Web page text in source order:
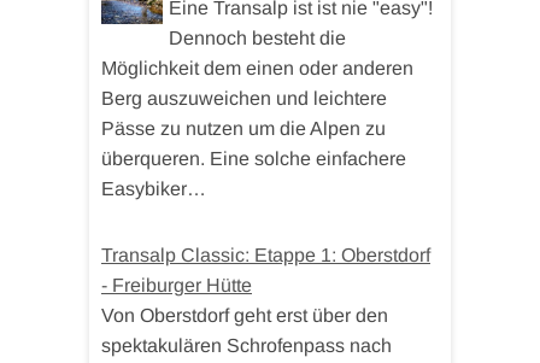
Eine Transalp ist ist nie "easy"!
Dennoch besteht die
Möglichkeit dem einen oder anderen
Berg auszuweichen und leichtere
Pässe zu nutzen um die Alpen zu
überqueren. Eine solche einfachere
Easybiker…
Transalp Classic: Etappe 1: Oberstdorf
- Freiburger Hütte
Von Oberstdorf geht erst über den
spektakulären Schrofenpass nach